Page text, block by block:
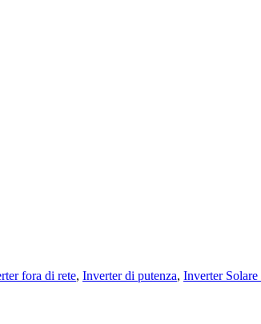
fora di rete, Inverter di putenza, Inverter